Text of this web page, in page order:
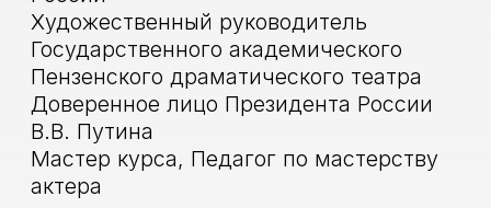
В Пензенский областной
драматический театр пришёл в 1990
году. Сразу активно ввелся в
репертуар и скоро прочно занял в
труппе место молодого характерного
героя. Ярко раскрылся талант Казакова
в классической комедии. Роли Фигаро
в «Севильском цирюльнике» (1996) и
«Женитьбе Фигаро» (1997) по пьесам
Бомарше пензенские и московские